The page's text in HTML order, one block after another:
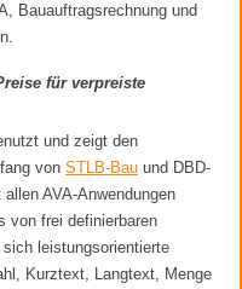
Bauauftragsrechnung und
für verpreiste
und zeigt den
von STLB-Bau und DBD-
AVA-Anwendungen
von frei definierbaren
leistungsorientierte
Kurztext, Langtext, Menge